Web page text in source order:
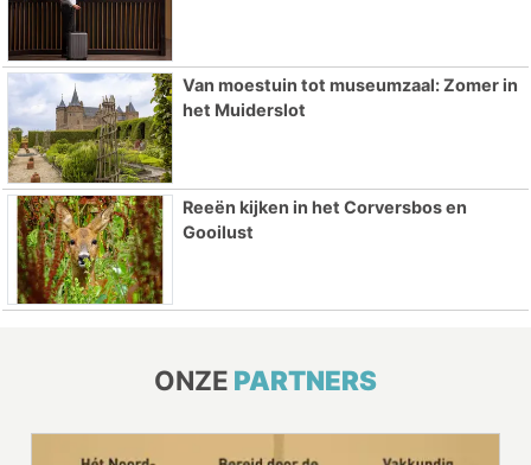
Van moestuin tot museumzaal: Zomer in
het Muiderslot
Reeën kijken in het Corversbos en
Gooilust
ONZE PARTNERS